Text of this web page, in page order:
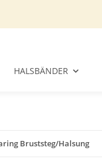
HALSBÄNDER
Bruststeg/Halsung